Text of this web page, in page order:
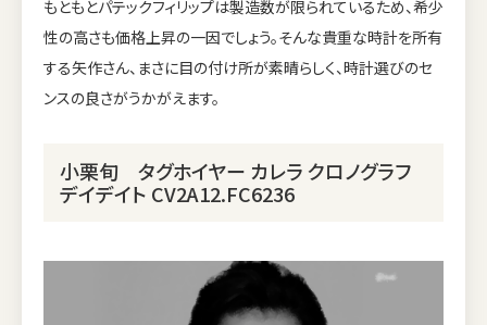
もともとパテックフィリップは製造数が限られているため、希少
性の高さも価格上昇の一因でしょう。そんな貴重な時計を所有
する矢作さん、まさに目の付け所が素晴らしく、時計選びのセ
ンスの良さがうかがえます。
小栗旬 タグホイヤー カレラ クロノグラフ
デイデイト CV2A12.FC6236